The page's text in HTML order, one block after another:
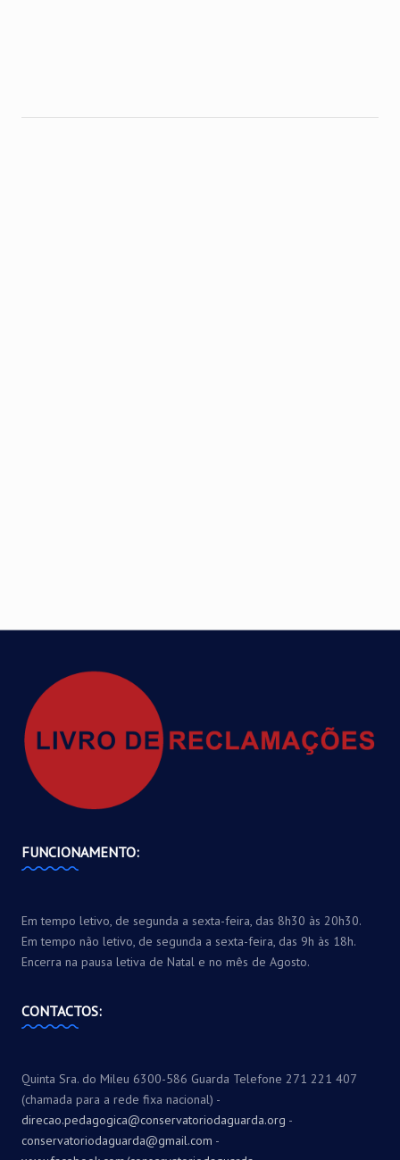
FUNCIONAMENTO:
Em tempo letivo, de segunda a sexta-feira, das 8h30 às 20h30.
Em tempo não letivo, de segunda a sexta-feira, das 9h às 18h.
Encerra na pausa letiva de Natal e no mês de Agosto.
CONTACTOS:
Quinta Sra. do Mileu 6300-586 Guarda Telefone 271 221 407
(chamada para a rede fixa nacional) -
direcao.pedagogica@conservatoriodaguarda.org -
conservatoriodaguarda@gmail.com -